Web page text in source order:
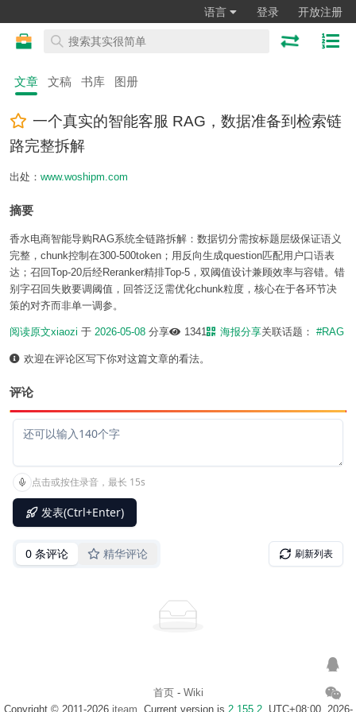
语言 登录 开放注册
文章 文稿 书库 图册
一个真实的智能客服 RAG，数据准备到检索链
路完整拆解
出处： www.woshipm.com
摘要
香水电商智能导购RAG系统全链路拆解：数据切分需按标题层级保证语义
完整，chunk控制在300-500token；用反向生成question匹配用户口语表
达；召回Top-20后经Reranker精排Top-5，双阈值设计兼顾效率与容错。错
别字召回失败要调阈值，回答泛泛需优化chunk粒度，核心在于各环节决
策的对齐而非单一调参。
阅读原文xiaozi 于 2026-05-08 分享 1341 海报分享关联话题： #RAG
欢迎在评论区写下你对这篇文章的看法。
评论
首页- Wiki
Copyright © 2011-2026 iteam . Current version is 2.155.2. UTC+08:00, 2026-